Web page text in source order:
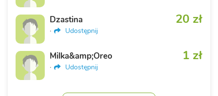
20 zł
Dzastina
· Udostępnij
1 zł
Milka&amp;Oreo
· Udostępnij